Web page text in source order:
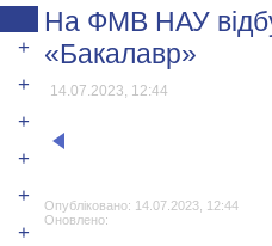
На ФМВ НАУ
«Бакалавр»
14.07.2023, 12:44
Опубліковано: 14.07.2023, 12:44
Оновлено:
+
+
+
+
+
+